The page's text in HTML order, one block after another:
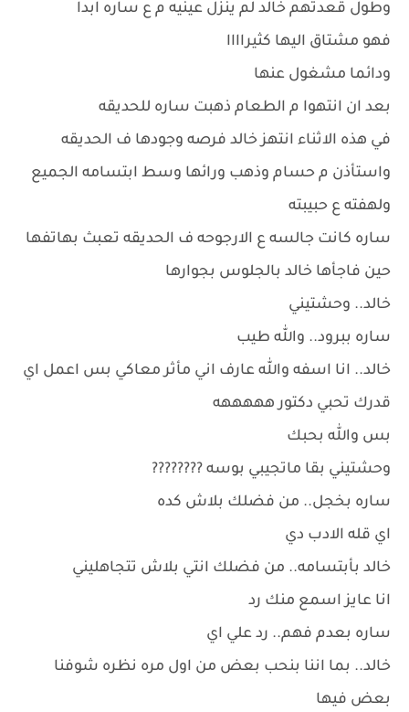
وطول قعدتهم خالد لم ينزل عينيه م ع ساره ابدا
فهو مشتاق اليها كثيراااا
ودائما مشغول عنها
بعد ان انتهوا م الطعام ذهبت ساره للحديقه
في هذه الاثناء انتهز خالد فرصه وجودها ف الحديقه
واستأذن م حسام وذهب ورائها وسط ابتسامه الجميع
ولهفته ع حبيبته
ساره كانت جالسه ع الارجوحه ف الحديقه تعبث بهاتفها
حين فاجأها خالد بالجلوس بجوارها
خالد.. وحشتيني
ساره ببرود.. والله طيب
خالد.. انا اسفه والله عارف اني مأثر معاكي بس اعمل اي
قدرك تحبي دكتور هههههه
بس والله بحبك
وحشتيني بقا ماتجيبي بوسه ????????
ساره بخجل.. من فضلك بلاش كده
اي قله الادب دي
خالد بأبتسامه.. من فضلك انتي بلاش تتجاهليني
انا عايز اسمع منك رد
ساره بعدم فهم.. رد علي اي
خالد.. بما اننا بنحب بعض من اول مره نظره شوفنا
بعض فيها